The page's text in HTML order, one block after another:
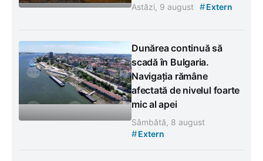
Astăzi, 9 august #Extern
Dunărea continuă să
scadă în Bulgaria.
Navigația rămâne
afectată de nivelul foarte
mic al apei
Sâmbătă, 8 august
#Extern